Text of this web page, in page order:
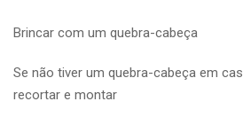
Brincar com um quebra-cabeça
Se não tiver um quebra-cabeça em
recortar e montar